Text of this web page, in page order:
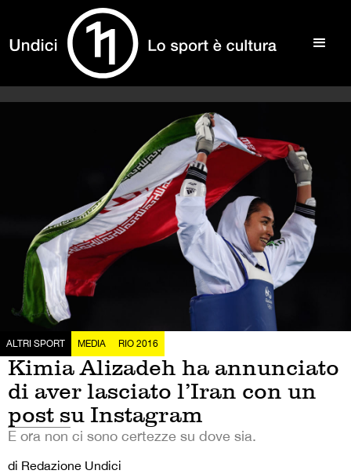
ALTRI SPORT MEDIA RIO 2016
Kimia Alizadeh ha annunciato
di aver lasciato l’Iran con un
post su Instagram
E ora non ci sono certezze su dove sia.
di Redazione Undici